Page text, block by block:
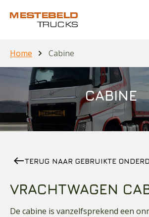
Home Cabine
CABINE
westTERUG NAAR GEBRUIKTE
VRACHTWAGEN
De cabine is vanzelfsprekend een